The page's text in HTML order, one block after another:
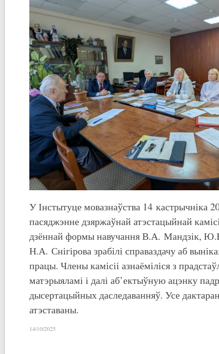
У Інстытуце мовазнаўства 14 кастрычніка
пасяджэнне дзяржаўнай атэстацыйнай
дзённай формы навучання В.А. Мандзік,
Н.А. Снігірова зрабілі справаздачу аб
працы. Члены камісіі азнаёміліся з
матэрыяламі і далі аб’ектыўную ацэнку
дысертацыйных даследаванняў. Усе
атэставаны.
14/10/2025